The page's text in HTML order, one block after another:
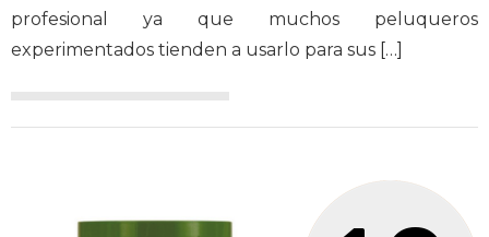
profesional ya que muchos peluqueros
experimentados tienden a usarlo para sus […]